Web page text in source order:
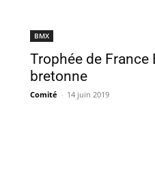
BMX
Trophée de France
bretonne
Comité - 14 juin 2019